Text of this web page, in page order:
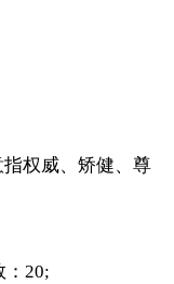
权威、矫健、尊
：20;